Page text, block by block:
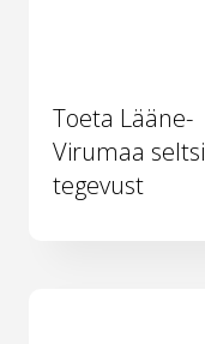
Toeta Lääne-
Virumaa seltsi
tegevust